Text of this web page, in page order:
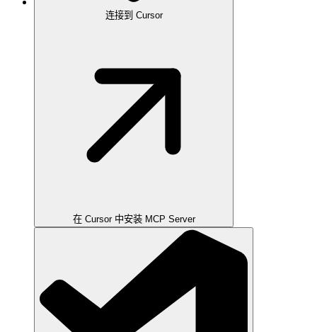
连接到 Cursor
在 Cursor 中安装 MCP Server